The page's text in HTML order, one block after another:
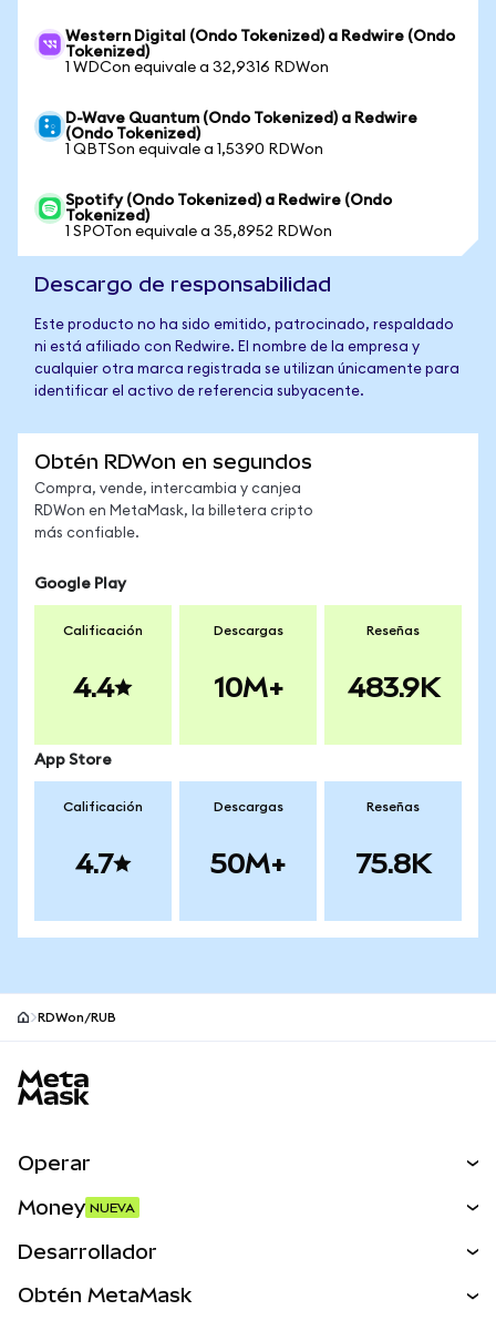
Western Digital (Ondo Tokenized) a Redwire (Ondo
Tokenized)
1 WDCon equivale a 32,9316 RDWon
D-Wave Quantum (Ondo Tokenized) a Redwire
(Ondo Tokenized)
1 QBTSon equivale a 1,5390 RDWon
Spotify (Ondo Tokenized) a Redwire (Ondo
Tokenized)
1 SPOTon equivale a 35,8952 RDWon
Descargo de responsabilidad
Este producto no ha sido emitido, patrocinado, respaldado
ni está afiliado con Redwire. El nombre de la empresa y
cualquier otra marca registrada se utilizan únicamente para
identificar el activo de referencia subyacente.
Obtén RDWon en segundos
Compra, vende, intercambia y canjea
RDWon en MetaMask, la billetera cripto
más confiable.
Google Play
Calificación
4.4
Descargas
10M+
Reseñas
483.9K
App Store
Calificación
4.7
Descargas
50M+
Reseñas
75.8K
RDWon/RUB
Operar
Activos del mundo real
Money NUEVA
Desarrollador
Obtén MetaMask